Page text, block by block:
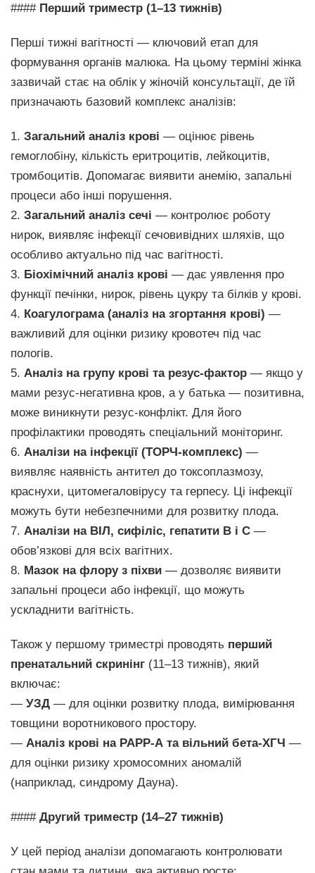
#### Перший триместр (1–13 тижнів)
Перші тижні вагітності — ключовий етап для
формування органів малюка. На цьому терміні жінка
зазвичай стає на облік у жіночій консультації, де їй
призначають базовий комплекс аналізів:
1. Загальний аналіз крові — оцінює рівень
гемоглобіну, кількість еритроцитів, лейкоцитів,
тромбоцитів. Допомагає виявити анемію, запальні
процеси або інші порушення.
2. Загальний аналіз сечі — контролює роботу
нирок, виявляє інфекції сечовивідних шляхів, що
особливо актуально під час вагітності.
3. Біохімічний аналіз крові — дає уявлення про
функції печінки, нирок, рівень цукру та білків у крові.
4. Коагулограма (аналіз на згортання крові) —
важливий для оцінки ризику кровотеч під час
пологів.
5. Аналіз на групу крові та резус-фактор — якщо у
мами резус-негативна кров, а у батька — позитивна,
може виникнути резус-конфлікт. Для його
профілактики проводять спеціальний моніторинг.
6. Аналізи на інфекції (ТОРЧ-комплекс) —
виявляє наявність антител до токсоплазмозу,
краснухи, цитомегаловірусу та герпесу. Ці інфекції
можуть бути небезпечними для розвитку плода.
7. Аналізи на ВІЛ, сифіліс, гепатити В і С —
обов’язкові для всіх вагітних.
8. Мазок на флору з піхви — дозволяє виявити
запальні процеси або інфекції, що можуть
ускладнити вагітність.
Також у першому триместрі проводять перший
пренатальний скринінг (11–13 тижнів), який
включає:
— УЗД — для оцінки розвитку плода, вимірювання
товщини воротникового простору.
— Аналіз крові на РАРР-А та вільний бета-ХГЧ —
для оцінки ризику хромосомних аномалій
(наприклад, синдрому Дауна).
#### Другий триместр (14–27 тижнів)
У цей період аналізи допомагають контролювати